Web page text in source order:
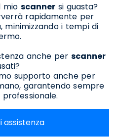
mio scanner si guasta?
rapidamente per
minimizzando i tempi di
anche per scanner
supporto anche per
garantendo sempre
professionale.
assistenza